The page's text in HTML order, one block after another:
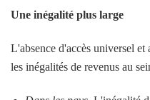
Une inégalité plus large
L'absence d'accès universel
les inégalités de revenus au